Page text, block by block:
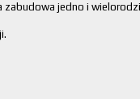
jedno i